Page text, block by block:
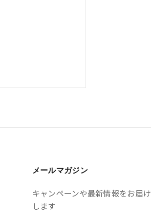
メールマガジン
キャンペーンや最新情報をお届け
します